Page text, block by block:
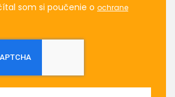
som si poučenie o ochrane